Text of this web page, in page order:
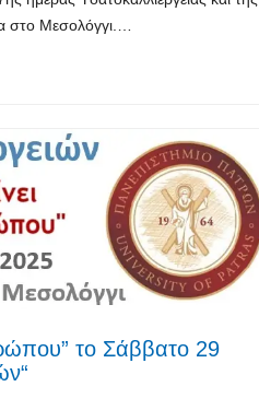
στο Μεσολόγγι.…
το Σάββατο 29